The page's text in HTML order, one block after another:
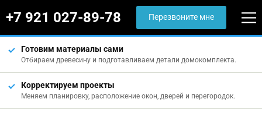
+7 921 027-89-78 Перезвоните мне
Готовим материалы сами
Отбираем древесину и подготавливаем детали домокомплекта.
Корректируем проекты
Меняем планировку, расположение окон, дверей и перегородок.